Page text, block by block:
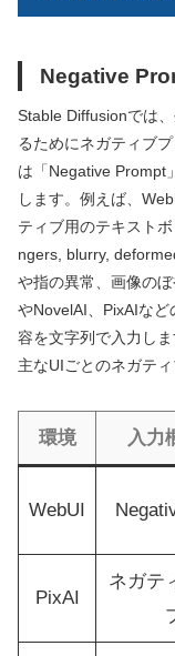
Negative
Stable Diffusionでは
るためにネガティブ
は「Negative Prompt
します。例えば、
ティブ用のテキスト
ngers, blurry,
や指の異常、画像の
やNovelAI、PixAIな
容を文字列で入力し
主なUIごとのネガテ
環境 入力
WebUI
PixAI
ネガテ